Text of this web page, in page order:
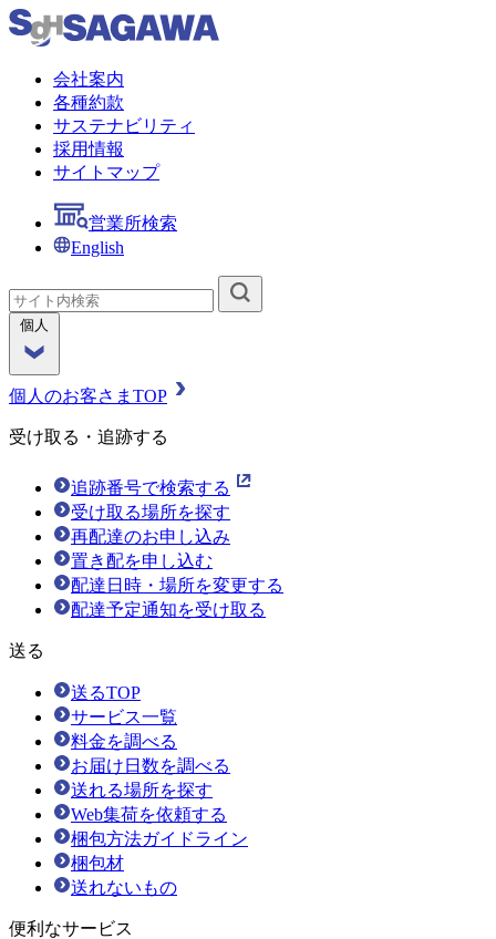
会社案内
各種約款
サステナビリティ
採用情報
サイトマップ
営業所検索
English
個人
個人のお客さまTOP
受け取る・追跡する
追跡番号で検索する
受け取る場所を探す
再配達のお申し込み
置き配を申し込む
配達日時・場所を変更する
配達予定通知を受け取る
送る
送るTOP
サービス一覧
料金を調べる
お届け日数を調べる
送れる場所を探す
Web集荷を依頼する
梱包方法ガイドライン
梱包材
送れないもの
便利なサービス